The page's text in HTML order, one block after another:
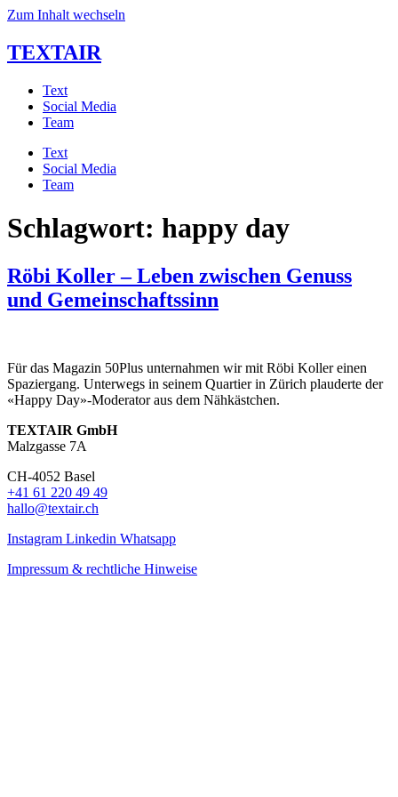
Zum Inhalt wechseln
TEXTAIR
Text
Social Media
Team
Text
Social Media
Team
Schlagwort: happy day
Röbi Koller – Leben zwischen Genuss
und Gemeinschaftssinn
Für das Magazin 50Plus unternahmen wir mit Röbi Koller einen
Spaziergang. Unterwegs in seinem Quartier in Zürich plauderte der
«Happy Day»-Moderator aus dem Nähkästchen.
TEXTAIR GmbH
Malzgasse 7A
CH-4052 Basel
+41 61 220 49 49
hallo@textair.ch
Instagram Linkedin Whatsapp
Impressum & rechtliche Hinweise